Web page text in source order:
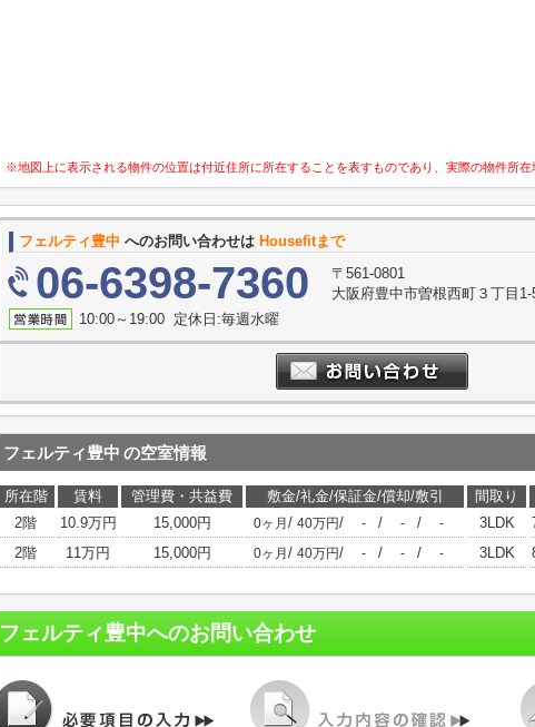
※地図上に表示される物件の位置は付近住所に所在することを表すものであり、実際の物件所在
フェルティ豊中 へのお問い合わせは Housefitまで
06-6398-7360
〒561-0801
大阪府豊中市曽根西町３丁目1-
10:00～19:00 定休日:毎週水曜
フェルティ豊中 の空室情報
所在階 賃料 管理費・共益費 敷金/礼金/保証金/償却/敷引 間取り
2階
10.9万円 15,000円 0ヶ月 / 40万円/ - / - / - 3LDK
2階
11万円 15,000円 0ヶ月 / 40万円/ - / - / - 3LDK
フェルティ豊中へのお問い合わせ